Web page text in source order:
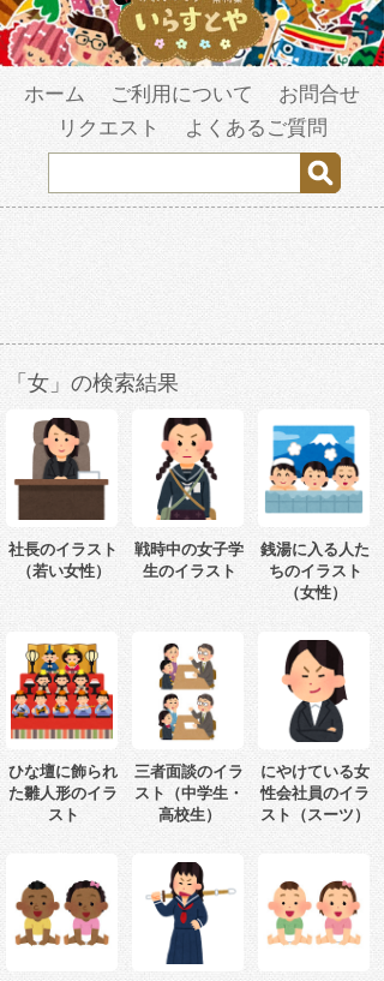
ホーム ご利用について
お問合せ
リクエスト
よくあるご質問
「女」の検索結果
社長のイラスト
（若い女性）
戦時中の女子学
生のイラスト
銭湯に入る人た
ちのイラスト
（女性）
ひな壇に飾られ
た雛人形のイラ
スト
三者面談のイラ
スト（中学生・
高校生）
にやけている女
性会社員のイラ
スト（スーツ）